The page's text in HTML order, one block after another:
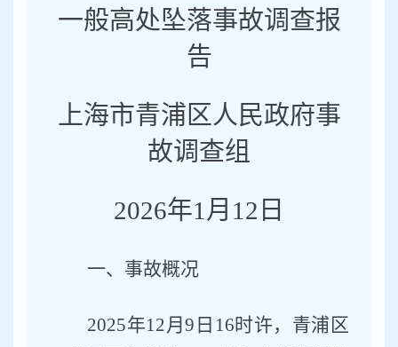
一般高处坠落事故调查报
告
上海市青浦区人民政府事
故调查组
2026年1月12日
一、事故概况
2025年12月9日16时许，青浦区